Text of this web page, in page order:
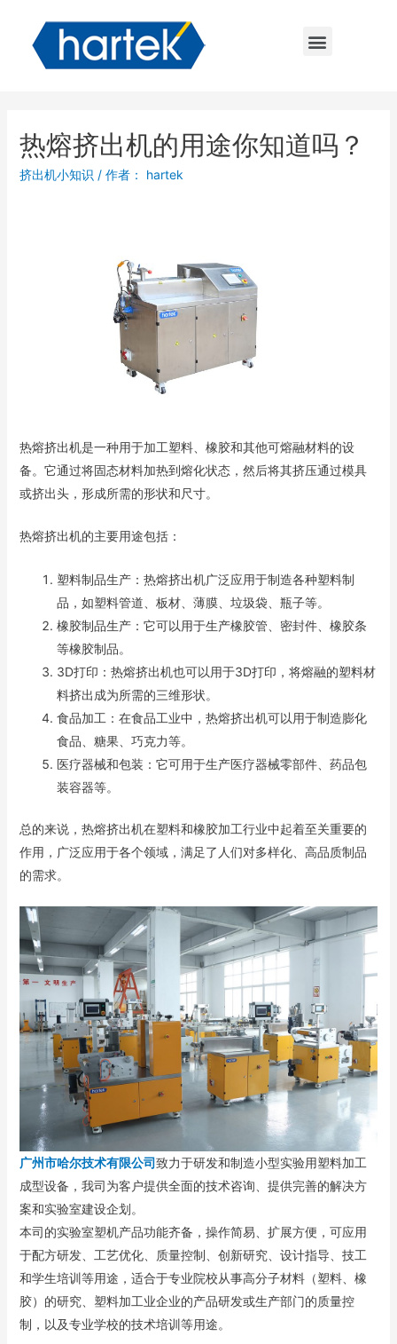
热熔挤出机的用途你知道吗？
挤出机小知识 / 作者： hartek
热熔挤出机是一种用于加工塑料、橡胶和其他可熔融材料的设
备。它通过将固态材料加热到熔化状态，然后将其挤压通过模具
或挤出头，形成所需的形状和尺寸。
热熔挤出机的主要用途包括：
塑料制品生产：热熔挤出机广泛应用于制造各种塑料制
品，如塑料管道、板材、薄膜、垃圾袋、瓶子等。
橡胶制品生产：它可以用于生产橡胶管、密封件、橡胶条
等橡胶制品。
3D打印：热熔挤出机也可以用于3D打印，将熔融的塑料材
料挤出成为所需的三维形状。
食品加工：在食品工业中，热熔挤出机可以用于制造膨化
食品、糖果、巧克力等。
医疗器械和包装：它可用于生产医疗器械零部件、药品包
装容器等。
总的来说，热熔挤出机在塑料和橡胶加工行业中起着至关重要的
作用，广泛应用于各个领域，满足了人们对多样化、高品质制品
的需求。
广州市哈尔技术有限公司致力于研发和制造小型实验用塑料加工
成型设备，我司为客户提供全面的技术咨询、提供完善的解决方
案和实验室建设企划。
本司的实验室塑机产品功能齐备，操作简易、扩展方便，可应用
于配方研发、工艺优化、质量控制、创新研究、设计指导、技工
和学生培训等用途，适合于专业院校从事高分子材料（塑料、橡
胶）的研究、塑料加工业企业的产品研发或生产部门的质量控
制，以及专业学校的技术培训等用途。